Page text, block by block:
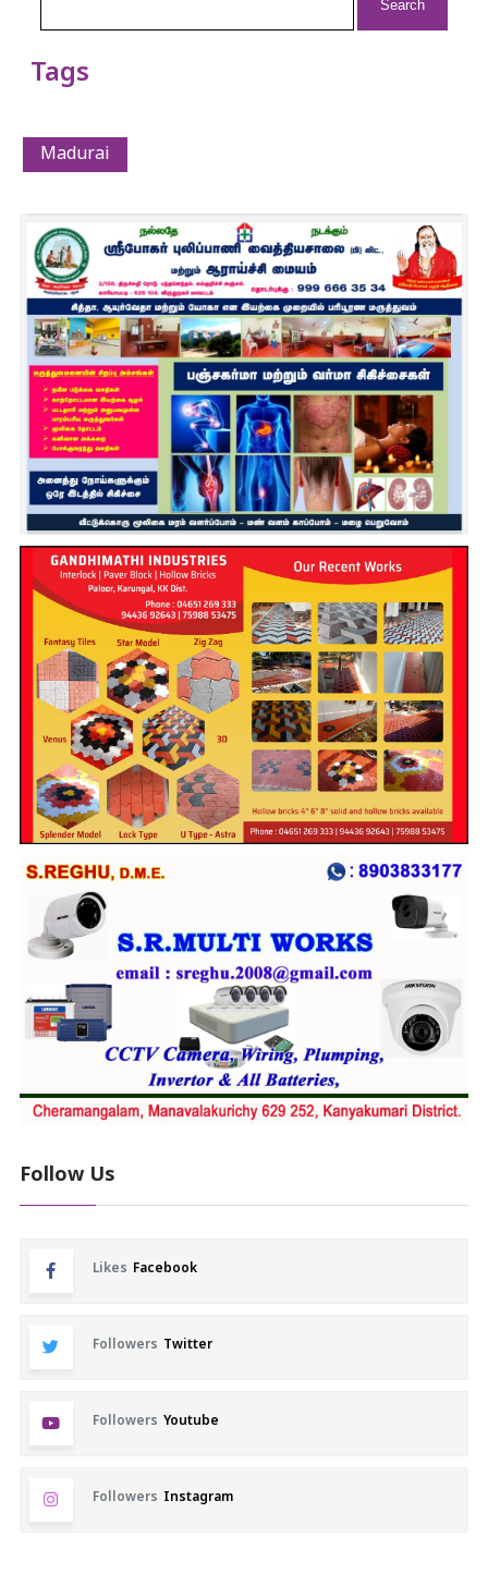
Tags
Madurai
Follow Us
Likes Facebook
Followers Twitter
Followers Youtube
Followers Instagram